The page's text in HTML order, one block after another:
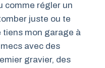
comme régler un
juste ou te
tiens mon garage à
avec des
gravier, des